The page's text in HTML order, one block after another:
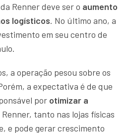
Renner deve ser o aumento
logísticos. No último ano, a
em seu centro de
a operação pesou sobre os
a expectativa é de que
por otimizar a
Renner, tanto nas lojas físicas
e pode gerar crescimento